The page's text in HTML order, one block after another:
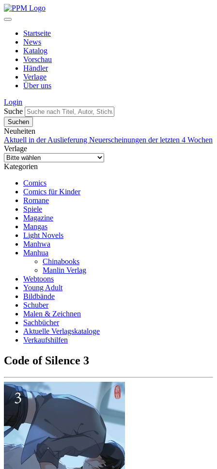
Startseite
News
Katalog
Vorschau
Händler
Verlage
Über uns
Login
Suche
Neuheiten
Aktuell in der Auslieferung Neuerscheinungen der letzten 4 Wochen
Verlage
Kategorien
Comics
Comics für Kinder
Romane
Spiele
Magazine
Mangas
Light Novels
Manhwa
Manhua
Chinabooks
Manlin Verlag
Webtoons
Young Adult
Bildbände
Schuber
Malen & Zeichnen
Sachbücher
Aktuelle Verlagskataloge
Verkaufshilfen
Code of Silence 3